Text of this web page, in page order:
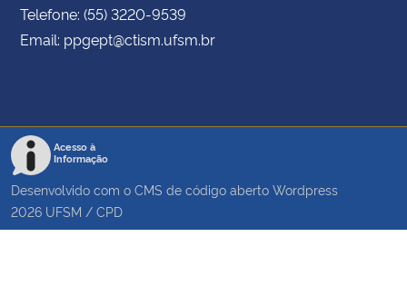
Telefone: (55) 3220-9539
Email: ppgept@ctism.ufsm.br
Acesso à
Informação
Desenvolvido com o CMS de código aberto Wordpress
2026 UFSM / CPD